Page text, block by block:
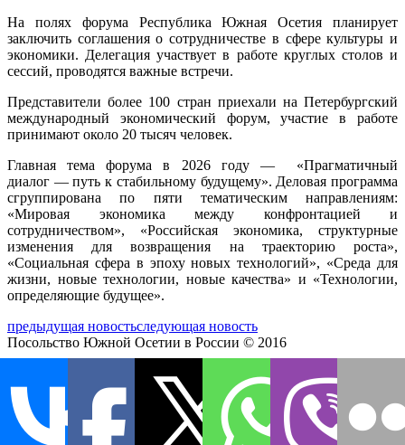
На полях форума Республика Южная Осетия планирует
заключить соглашения о сотрудничестве в сфере культуры и
экономики. Делегация участвует в работе круглых столов и
сессий, проводятся важные встречи.
Представители более 100 стран приехали на Петербургский
международный экономический форум, участие в работе
принимают около 20 тысяч человек.
Главная тема форума в 2026 году — «Прагматичный
диалог — путь к стабильному будущему». Деловая программа
сгруппирована по пяти тематическим направлениям:
«Мировая экономика между конфронтацией и
сотрудничеством», «Российская экономика, структурные
изменения для возвращения на траекторию роста»,
«Социальная сфера в эпоху новых технологий», «Среда для
жизни, новые технологии, новые качества» и «Технологии,
определяющие будущее».
предыдущая новостьследующая новость
Посольство Южной Осетии в России © 2016